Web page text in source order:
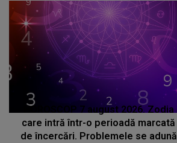
HOROSCOP 7 august 2026. Zodia
care intră într-o perioadă marcată
de încercări. Problemele se adună